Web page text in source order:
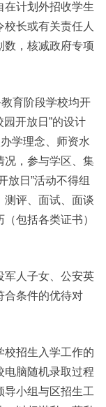
在计划外招收学生
长或有关责任人
数，核减政府专项
育阶段学校均开
园开放日”的设计
学理念、师资水
况，参与学区、集
放日”活动不得组
测评、面试、面谈
包括各类证书）
人子女、公安英
合条件的优待对
招生入学工作的
电脑随机录取过程
导小组与区招生工